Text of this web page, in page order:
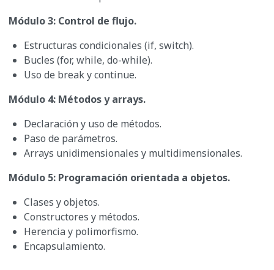
Módulo 3: Control de flujo.
Estructuras condicionales (if, switch).
Bucles (for, while, do-while).
Uso de break y continue.
Módulo 4: Métodos y arrays.
Declaración y uso de métodos.
Paso de parámetros.
Arrays unidimensionales y multidimensionales.
Módulo 5: Programación orientada a objetos.
Clases y objetos.
Constructores y métodos.
Herencia y polimorfismo.
Encapsulamiento.